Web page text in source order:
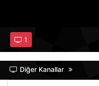
1
Diğer Kanallar